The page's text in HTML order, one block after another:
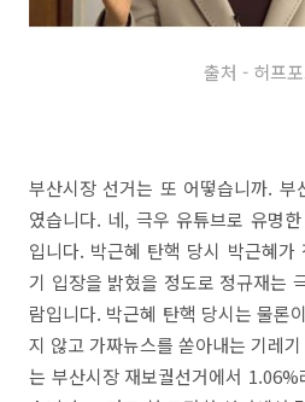
출처 - 허프
부산시장 선거는 또 어떻습니까. 부
였습니다. 네, 극우 유튜브로 유명
입니다. 박근혜 탄핵 당시 박근혜
기 입장을 밝혔을 정도로 정규재는
람입니다. 박근혜 탄핵 당시는 물론
지 않고 가짜뉴스를 쏟아내는 기레
는 부산시장 재보궐선거에서